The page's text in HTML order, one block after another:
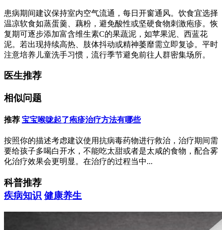
患病期间建议保持室内空气流通，每日开窗通风。饮食宜选择
温凉软食如蒸蛋羹、藕粉，避免酸性或坚硬食物刺激疱疹。恢
复期可逐步添加富含维生素C的果蔬泥，如苹果泥、西蓝花
泥。若出现持续高热、肢体抖动或精神萎靡需立即复诊。平时
注意培养儿童洗手习惯，流行季节避免前往人群密集场所。
医生推荐
相似问题
推荐 宝宝喉咙起了疱疹治疗方法有哪些
按照你的描述考虑建议使用抗病毒药物进行救治，治疗期间需
要给孩子多喝白开水，不能吃太甜或者是太咸的食物，配合雾
化治疗效果会更明显。在治疗的过程当中...
科普推荐
疾病知识 健康养生